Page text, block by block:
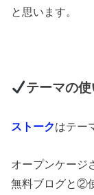
と思います。
テーマの
ストークはテー
オープンケージ
無料ブログと②